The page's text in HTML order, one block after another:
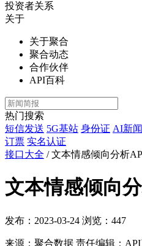
投资者关系
关于
关于聚合
聚合动态
合作伙伴
API百科
热门搜索
短信发送 5G基站 身份证 AI新
订票 实名认证
接口大全 / 文本情感倾向分析
文本情感倾向
发布：2023-03-24 浏览： 447
来源：聚合数据 责任编辑：API